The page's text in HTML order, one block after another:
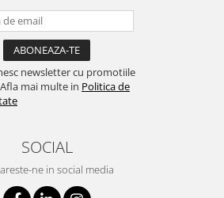
newsletter cu promotiile
mai multe in Politica de
SOCIAL
ne in social media